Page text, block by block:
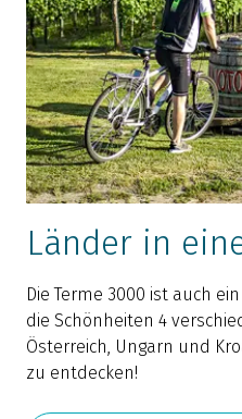
Länder in
Die Terme 3000 ist auch
die Schönheiten 4
Österreich, Ungarn und
zu entdecken!